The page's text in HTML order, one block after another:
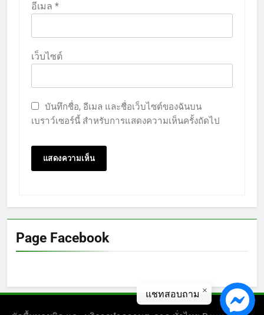
อีเมล *
เว็บไซต์
บันทึกชื่อ, อีเมล และชื่อเว็บไซต์ของฉันบน
เบราว์เซอร์นี้ สำหรับการแสดงความเห็นครั้งถัดไป
Page Facebook
แชทสอบถาม